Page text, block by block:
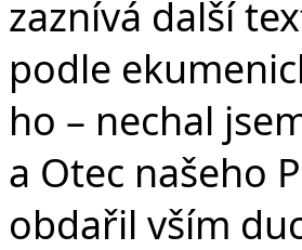
zaznívá další
podle
ho – nechal
a Otec našeho
obdařil vším